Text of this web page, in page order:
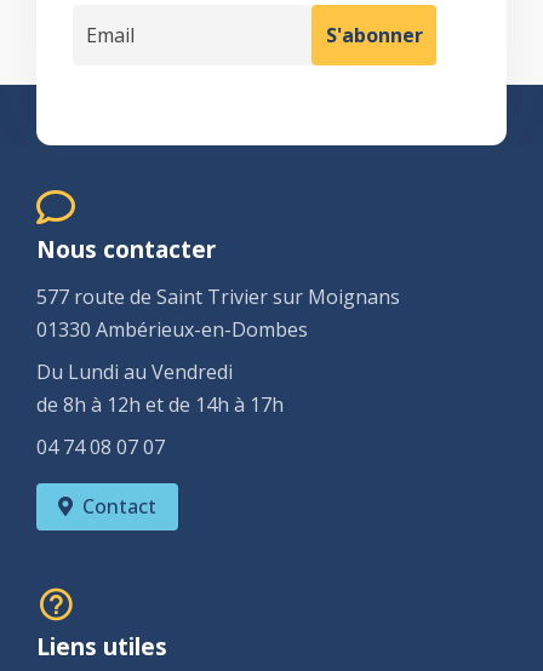
Nous contacter
577 route de Saint Trivier sur Moignans
01330 Ambérieux-en-Dombes
Du Lundi au Vendredi
de 8h à 12h et de 14h à 17h
04 74 08 07 07
Contact
Liens utiles